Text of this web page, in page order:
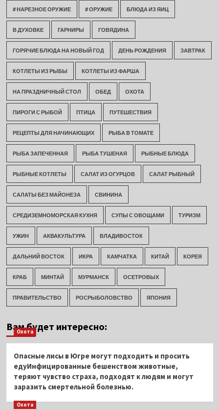
# НАРЕЗНОЕ ОРУЖИЕ # ОРУЖИЕ БЛЮДА ИЗ ЯИЦ
В ДУХОВКЕ ГАРНИРЫ ГОВЯДИНА
ГОРЯЧИЕ БЛЮДА НА НОВЫЙ ГОД ДЕНЬ РОЖДЕНИЯ ЗАВТРАК
КОТЛЕТЫ ИЗ РЫБЫ КОТЛЕТЫ ИЗ ФАРША
НА ПРАЗДНИЧНЫЙ СТОЛ ОБЕД ОХОТА
ПИРОГИ С РЫБОЙ ПТИЦА ПУТЕШЕСТВИЯ
РЕЦЕПТЫ ДЛЯ НАЧИНАЮЩИХ РЫБА В ТОМАТЕ
РЫБА ЗАПЕЧЕННАЯ РЫБА ТУШЕНАЯ РЫБНЫЕ БЛЮДА
РЫБНЫЕ КОТЛЕТЫ САЛАТ ИЗ ОГУРЦОВ САЛАТ РЫБНЫЙ
САЛАТЫ БЕЗ МАЙОНЕЗА СВИНИНА
СРЕДИЗЕМНОМОРСКАЯ КУХНЯ СУПЫ С ОВОЩАМИ ТУРИЗМ
УЖИН АКВАКУЛЬТУРА ВЛАДИВОСТОК
ДАЛЬНИЙ ВОСТОК ИКРА КАМЧАТКА КИТАЙ КОРЕЯ
КРАБ МИНТАЙ МУРМАНСК ОСЕТРОВЫХ
ПРАВИТЕЛЬСТВО РОСРЫБОЛОВСТВО ЯПОНИЯ
Вам будет интересно:
Охота
Опасные лисы в Югре могут подходить и просить
едуИнфицированные бешенством животные,
теряют чувство страха, подходят к людям и могут
заразить смертельной болезнью.
Охота